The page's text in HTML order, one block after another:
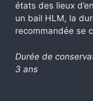
états des lieux
un bail HLM, la
recommandée se
Durée de
3 ans